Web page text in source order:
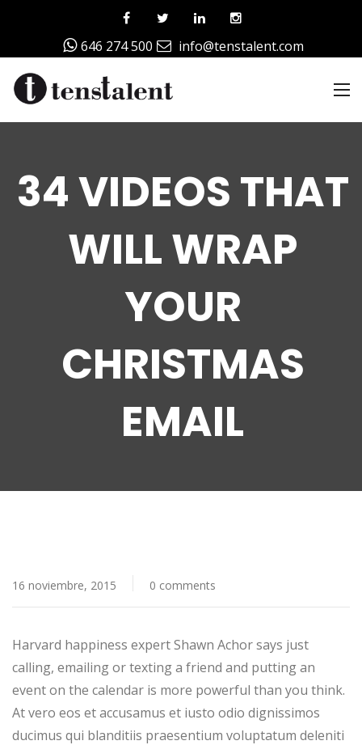
646 274 500 info@tenstalent.com
34 VIDEOS THAT
WILL WRAP
YOUR
CHRISTMAS
EMAIL
16 noviembre, 2015 0 comments
Harvard happiness expert Shawn Achor says just
calling, emailing or texting a friend and putting an
event on the calendar is more powerful than you think.
At vero eos et accusamus et iusto odio dignissimos
ducimus qui blanditiis praesentium voluptatum deleniti